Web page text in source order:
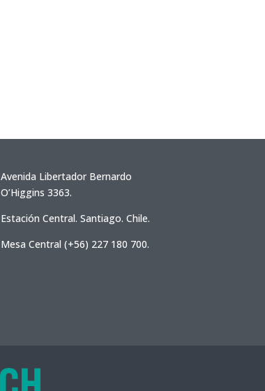
Avenida Libertador Bernardo
O’Higgins 3363.
Estación Central. Santiago. Chile.
Mesa Central (+56) 227 180 700.